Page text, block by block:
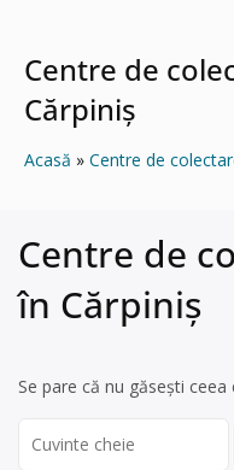
Centre de
Cărpiniş
Acasă Centre de
Centre de
în Cărpiniş
Se pare că nu găsești
for: